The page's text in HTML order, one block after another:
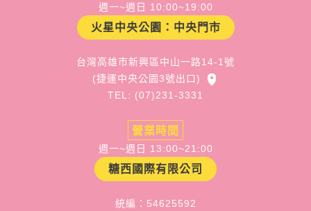
週一~週日 10:00~19:00
火星中央公園：中央門市
台灣高雄市新興區中山一路14-1號
(捷運中央公園3號出口)
TEL: (07)231-3331
營業時間
週一~週日 13:00~21:00
糖西國際有限公司
統編：54625592